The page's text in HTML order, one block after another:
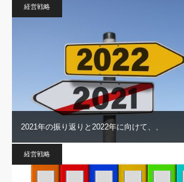
経営戦略
2021年の振り返りと2022年に向けて、、
経営戦略